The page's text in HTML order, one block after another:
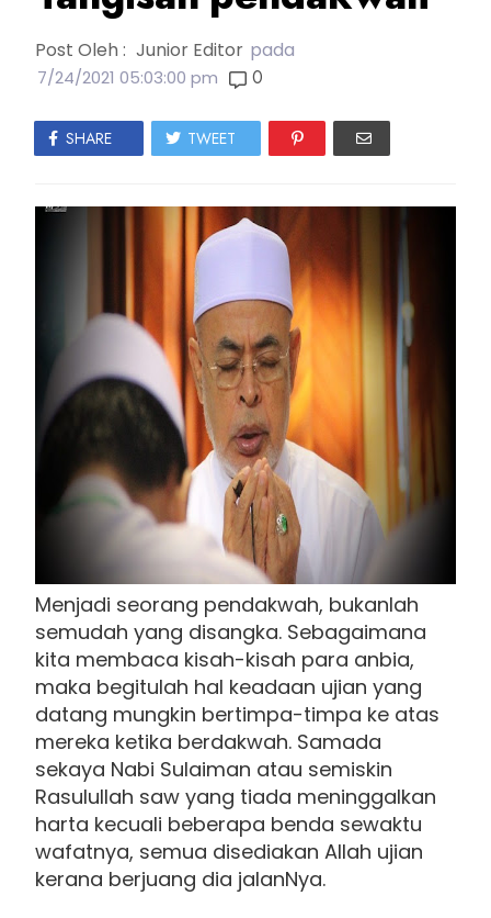
Post Oleh : Junior Editor pada
7/24/2021 05:03:00 pm 0
SHARE TWEET
Menjadi seorang pendakwah, bukanlah
semudah yang disangka. Sebagaimana
kita membaca kisah-kisah para anbia,
maka begitulah hal keadaan ujian yang
datang mungkin bertimpa-timpa ke atas
mereka ketika berdakwah. Samada
sekaya Nabi Sulaiman atau semiskin
Rasulullah saw yang tiada meninggalkan
harta kecuali beberapa benda sewaktu
wafatnya, semua disediakan Allah ujian
kerana berjuang dia jalanNya.